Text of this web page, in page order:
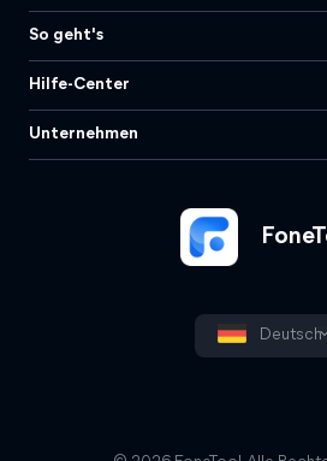
Deutsch
So geht's
Hilfe-Center
Unternehmen